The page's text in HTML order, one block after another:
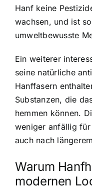
Hanf keine
wachsen, und ist
umweltbewusste
Ein weiterer
seine natürliche
Hanffasern
Substanzen, die
hemmen können.
weniger anfällig
auch nach
Warum
modernen